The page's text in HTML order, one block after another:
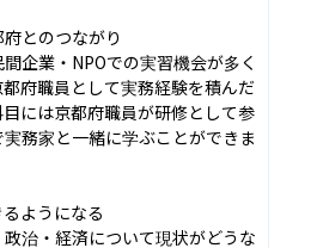
とのつながり
企業・NPOでの実習機会が多く
府職員として実務経験を積んだ
には京都府職員が研修として参
務家と一緒に学ぶことができま
ようになる
治・経済について現状がどうな